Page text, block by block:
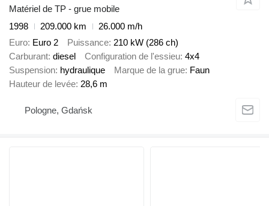
Matériel de TP - grue mobile
1998
209.000 km
26.000 m/h
Euro Euro 2 Puissance 210 kW (286 ch)
Carburant diesel Configuration de l'essieu 4x4
Suspension hydraulique Marque de la grue Faun
Hauteur de levée 28,6 m
Pologne, Gdańsk